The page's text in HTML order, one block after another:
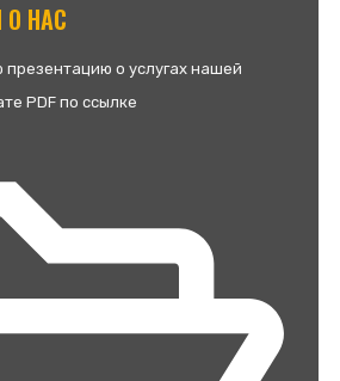
О НАС
презентацию о услугах нашей
PDF по ссылке